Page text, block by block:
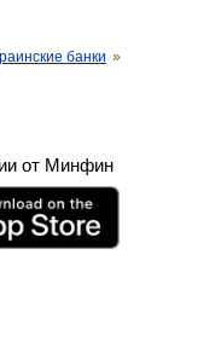
банки »
от Минфин